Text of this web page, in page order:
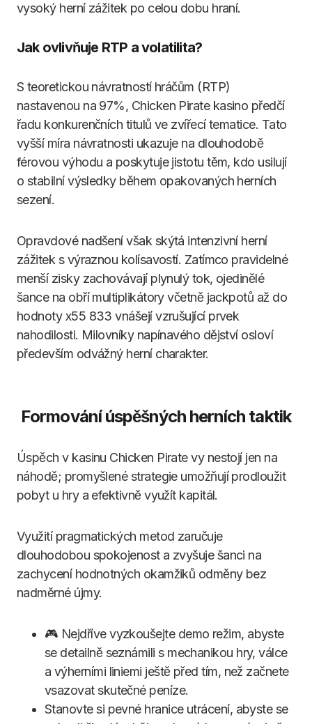
vysoký herní zážitek po celou dobu hraní.
Jak ovlivňuje RTP a volatilita?
S teoretickou návratností hráčům (RTP)
nastavenou na 97%, Chicken Pirate kasino předčí
řadu konkurenčních titulů ve zvířecí tematice. Tato
vyšší míra návratnosti ukazuje na dlouhodobě
férovou výhodu a poskytuje jistotu těm, kdo usilují
o stabilní výsledky během opakovaných herních
sezení.
Opravdové nadšení však skýtá intenzivní herní
zážitek s výraznou kolísavostí. Zatímco pravidelné
menší zisky zachovávají plynulý tok, ojedinělé
šance na obří multiplikátory včetně jackpotů až do
hodnoty x55 833 vnášejí vzrušující prvek
nahodilosti. Milovníky napínavého dějství osloví
především odvážný herní charakter.
Formování úspěšných herních taktik
Úspěch v kasinu Chicken Pirate vy nestojí jen na
náhodě; promyšlené strategie umožňují prodloužit
pobyt u hry a efektivně využít kapitál.
Využití pragmatických metod zaručuje
dlouhodobou spokojenost a zvyšuje šanci na
zachycení hodnotných okamžiků odměny bez
nadměrné újmy.
🎮 Nejdříve vyzkoušejte demo režim, abyste
se detailně seznámili s mechanikou hry, válce
a výherními liniemi ještě před tím, než začnete
vsazovat skutečné peníze.
Stanovte si pevné hranice utrácení, abyste se